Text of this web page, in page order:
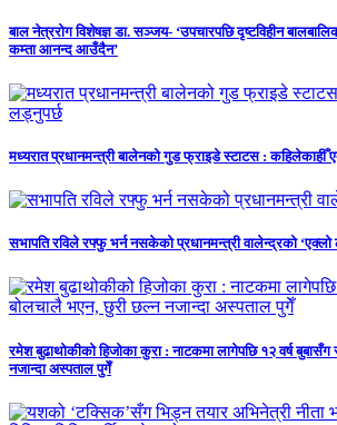
बाल नेत्ररोग विशेषज्ञ डा. सञ्जय- ‘उपचारपछि दृष्टविहीन
कम्ता आनन्द आउँदैन’
मध्यरात प्रधानमन्त्री बालेनको गुड फ्राइडे स्टाटस : कहिलेकाहीँ
सभापति रविले रफ्फु भर्न नसकेको प्रधानमन्त्री वालेन्द्रको ‘एक्लो
रमेश बुढाथोकीको हिजोका कुरा : नाटकमा लागेपछि १२ वर्ष बुबासँग
नजान्दा अस्पताल पुगेँ